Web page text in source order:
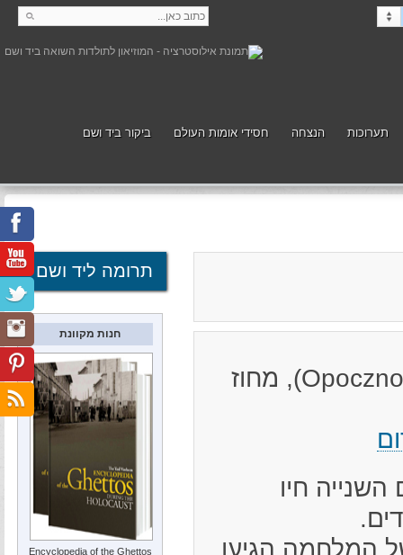
תערוכות הנצחה חסידי אומות העולם ביקור ביד ושם
מקום לפני המלחמה: עיירה בנפת אופוצ'נו (Opoczno), מחוז
חיו
המלחמה הגיעו
תרומה ליד ושם
חנות מקוונת
Encyclopedia of the Ghettos